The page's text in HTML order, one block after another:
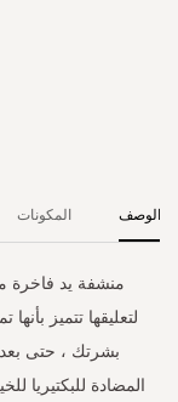
الوصف
منشفة يد فاخرة
لتعليقها تتميز
بشرتك ، حتى
المضادة
المكونات